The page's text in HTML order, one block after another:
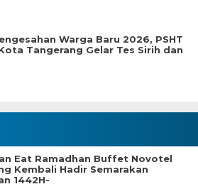
Warga Baru 2026, PSHT
Tangerang Gelar Tes Sirih dan
Eat Ramadhan Buffet Novotel
Kembali Hadir Semarakan
1442H-